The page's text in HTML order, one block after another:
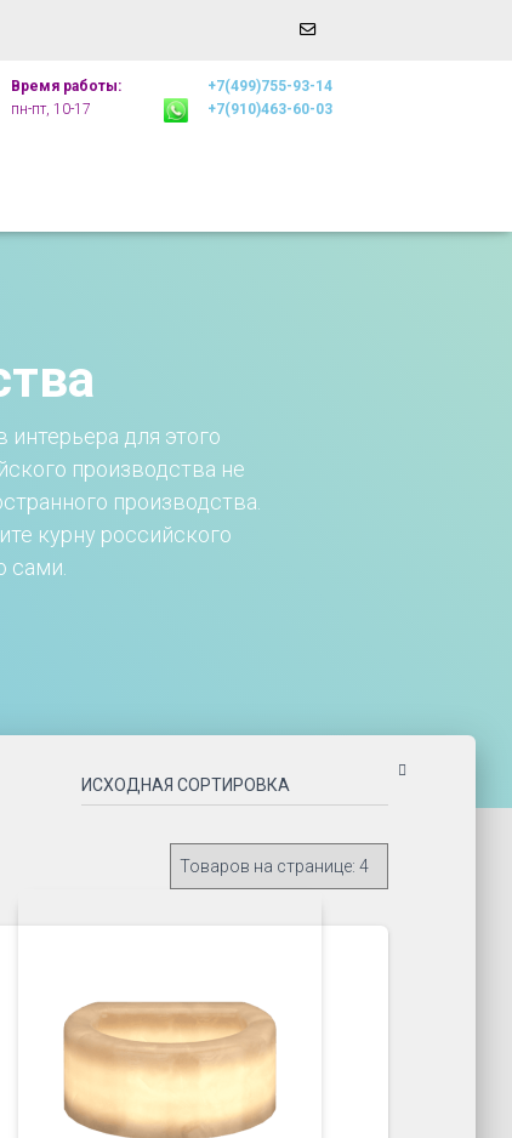
Время работы:
пн-пт, 10-17
+7(499)755-93-14
+7(910)463-60-03
для этого
производства не
производства.
курну российского
сами.